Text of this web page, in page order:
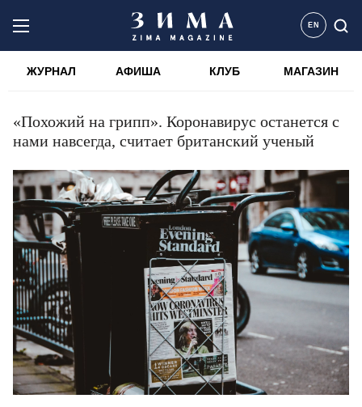
EN
ЖУРНАЛ АФИША КЛУБ МАГАЗИН
«Похожий на грипп». Коронавирус останется с
нами навсегда, считает британский ученый